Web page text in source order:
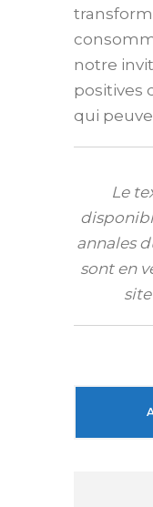
notre
positives
qui
Le
annales
sont en